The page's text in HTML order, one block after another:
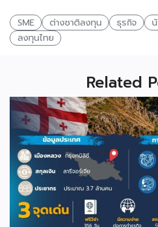
SME ต่างชาติลงทุน ธุรกิจ
ลงทุนไทย
Related